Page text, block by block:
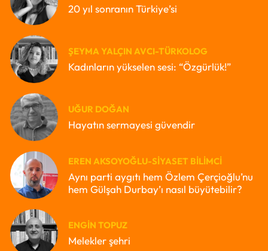
20 yıl sonranın Türkiye’si
ŞEYMA YALÇIN AVCI-TÜRKOLOG
Kadınların yükselen sesi: “Özgürlük!”
UĞUR DOĞAN
Hayatın sermayesi güvendir
EREN AKSOYOĞLU-SIYASET BILIMCI
Aynı parti aygıtı hem Özlem Çerçioğlu’nu
hem Gülşah Durbay’ı nasıl büyütebilir?
ENGIN TOPUZ
Melekler şehri